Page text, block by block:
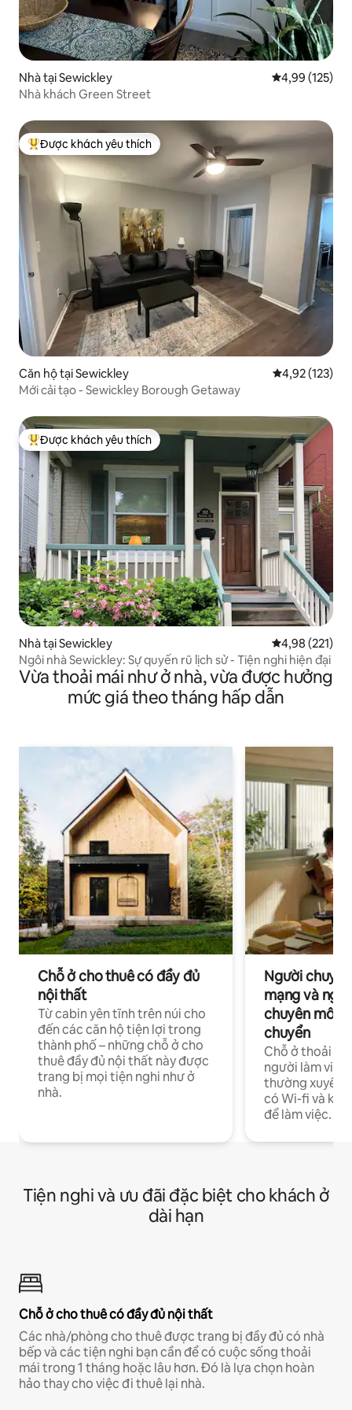
Nhà tại Sewickley Xếp hạng
4,99 (125)
Nhà khách Green Street
Được khách yêu thích nhất
Được khách yêu thích
Căn hộ tại Sewickley Xếp hạng
4,92 (123)
Mới cải tạo - Sewickley Borough Getaway
Được khách yêu thích nhất
Được khách yêu thích
Nhà tại Sewickley Xếp hạng
4,98 (221)
Ngôi nhà Sewickley: Sự quyến rũ lịch sử - Tiện nghi hiện đại
Vừa thoải mái như ở nhà, vừa được hưởng
mức giá theo tháng hấp dẫn
Chỗ ở cho thuê có đầy đủ
nội thất
Từ cabin yên tĩnh trên núi cho
đến các căn hộ tiện lợi trong
thành phố – những chỗ ở cho
thuê đầy đủ nội thất này được
trang bị mọi tiện nghi như ở
nhà.
Người
mạng và
chuyên môn
chuyển
Chỗ ở thoải
người làm việc
thường xuyên
có Wi-fi và
để làm việc.
Tiện nghi và ưu đãi đặc biệt cho khách ở
dài hạn
Chỗ ở cho thuê có đầy đủ nội thất
Các nhà/phòng cho thuê được trang bị đầy đủ có nhà
bếp và các tiện nghi bạn cần để có cuộc sống thoải
mái trong 1 tháng hoặc lâu hơn. Đó là lựa chọn hoàn
hảo thay cho việc đi thuê lại nhà.